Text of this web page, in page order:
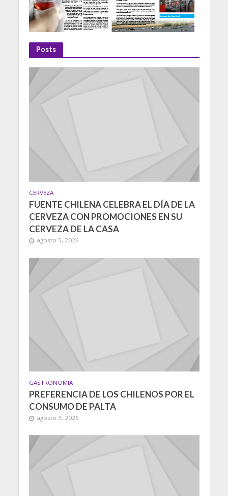
Posts
CERVEZA
FUENTE CHILENA CELEBRA EL DÍA DE LA
CERVEZA CON PROMOCIONES EN SU
CERVEZA DE LA CASA
agosto 5, 2026
GASTRONOMIA
PREFERENCIA DE LOS CHILENOS POR EL
CONSUMO DE PALTA
agosto 3, 2026